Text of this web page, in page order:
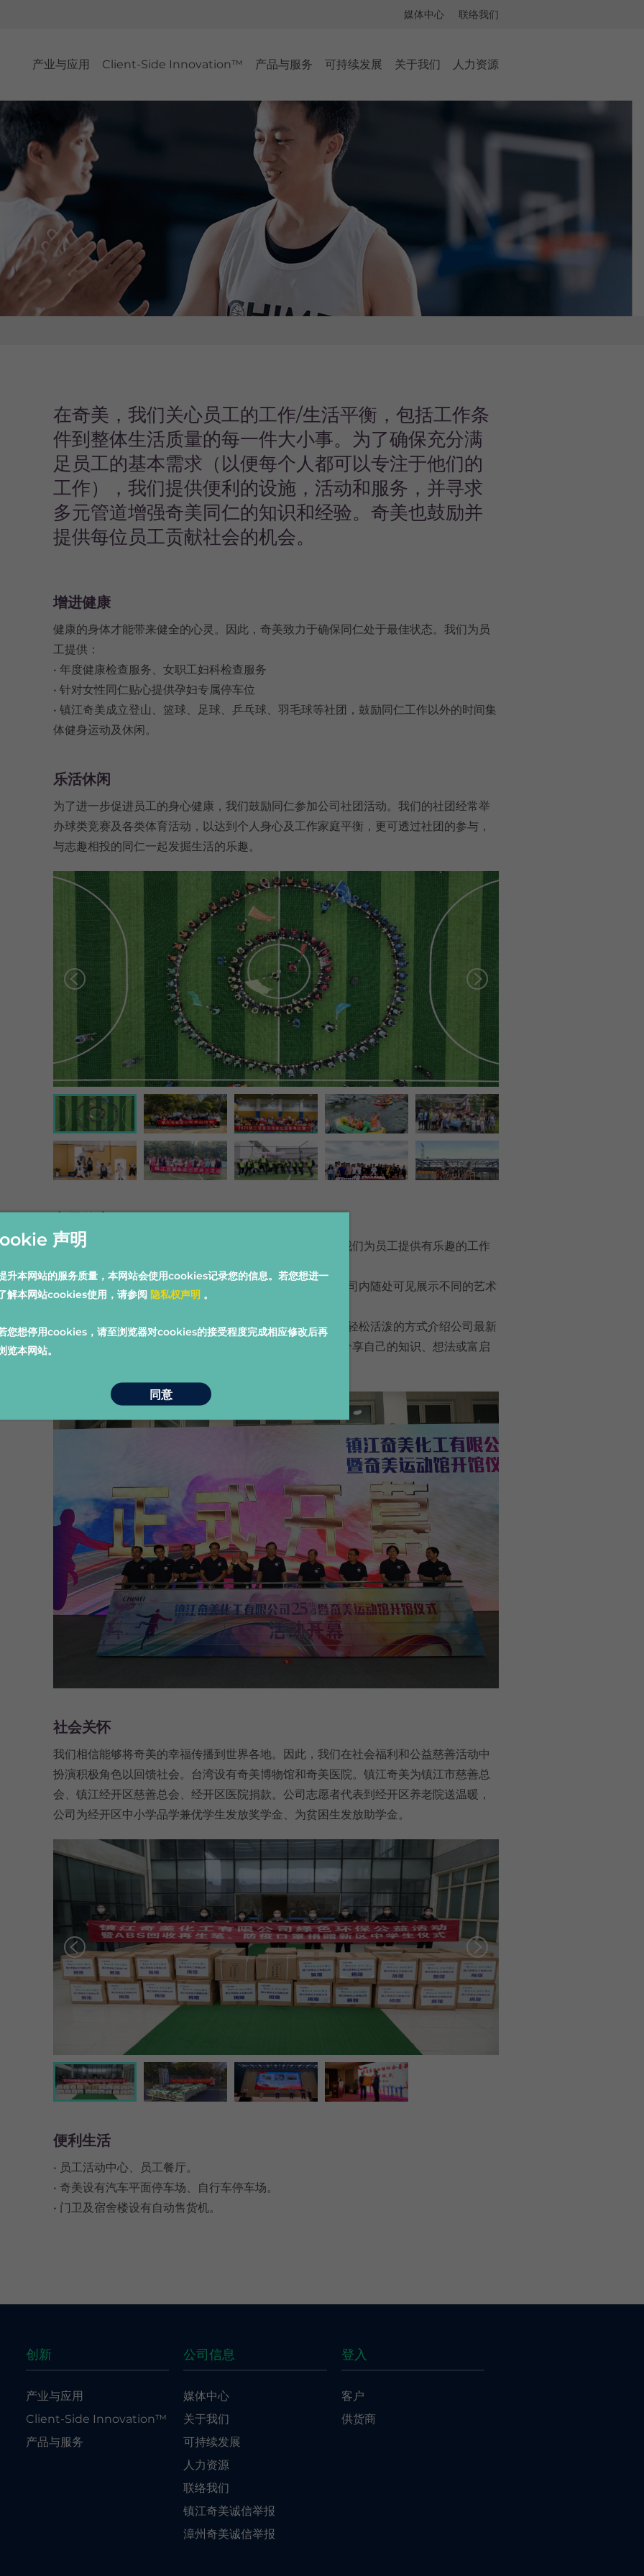
声明
升本网站的服务质量，本网站会使用cookies记录您的信息。若您想进一
解本网站cookies使用，请参阅 隐私权声明 。
您想停用cookies，请至浏览器对cookies的接受程度完成相应修改后再
览本网站。
同意
媒体中心 联络我们
产业与应用 Client-Side Innovation™ 产品与服务 可持续发展 关于我们 人力资源
在奇美，我们关心员工的工作/生活平衡，包括工作条
件到整体生活质量的每一件大小事。为了确保充分满
足员工的基本需求（以便每个人都可以专注于他们的
工作），我们提供便利的设施，活动和服务，并寻求
多元管道增强奇美同仁的知识和经验。奇美也鼓励并
提供每位员工贡献社会的机会。
增进健康
健康的身体才能带来健全的心灵。因此，奇美致力于确保同仁处于最佳状态。我们为员
工提供：
• 年度健康检查服务、女职工妇科检查服务
• 针对女性同仁贴心提供孕妇专属停车位
• 镇江奇美成立登山、篮球、足球、乒乓球、羽毛球等社团，鼓励同仁工作以外的时间集
体健身运动及休闲。
乐活休闲
为了进一步促进员工的身心健康，我们鼓励同仁参加公司社团活动。我们的社团经常举
办球类竞赛及各类体育活动，以达到个人身心及工作家庭平衡，更可透过社团的参与，
与志趣相投的同仁一起发掘生活的乐趣。
奇美相信知识与鉴赏可以带出每个人最好的一面。因此，我们为员工提供有乐趣的工作
• 奇美文化独特的艺术人文气息也展现在工作环境中，在公司内随处可见展示不同的艺术
• 工作之余也能透过內部刊物平台随时掌握奇美大小事，以轻松活泼的方式介绍公司最新
的经营脉动和社团动态。透过征稿等互动方式，同仁可以分享自己的知识、想法或富启
社会关怀
我们相信能够将奇美的幸福传播到世界各地。因此，我们在社会福利和公益慈善活动中
扮演积极角色以回馈社会。台湾设有奇美博物馆和奇美医院。镇江奇美为镇江市慈善总
会、镇江经开区慈善总会、经开区医院捐款。公司志愿者代表到经开区养老院送温暖，
公司为经开区中小学品学兼优学生发放奖学金、为贫困生发放助学金。
便利生活
• 员工活动中心、员工餐厅。
• 奇美设有汽车平面停车场、自行车停车场。
• 门卫及宿舍楼设有自动售货机。
创新
产业与应用
Client-Side Innovation™
产品与服务
公司信息
媒体中心
关于我们
可持续发展
人力资源
联络我们
镇江奇美诚信举报
漳州奇美诚信举报
登入
客户
供货商